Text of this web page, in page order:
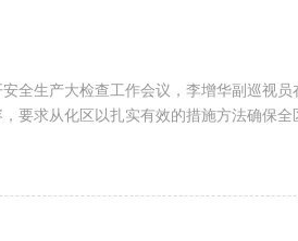
全生产大检查工作会议，李增华副巡视员
要求从化区以扎实有效的措施方法确保